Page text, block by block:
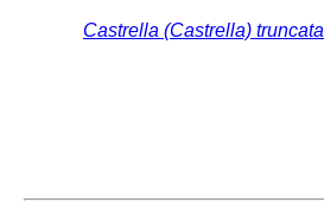
Castrella (Castrella) truncata